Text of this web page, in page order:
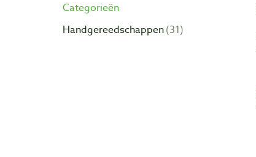
Categorieën
Handgereedschappen 31